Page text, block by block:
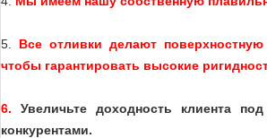
5. Все отливки делают
чтобы гарантировать высокие
6. Увеличьте доходность клиента
конкурентами.